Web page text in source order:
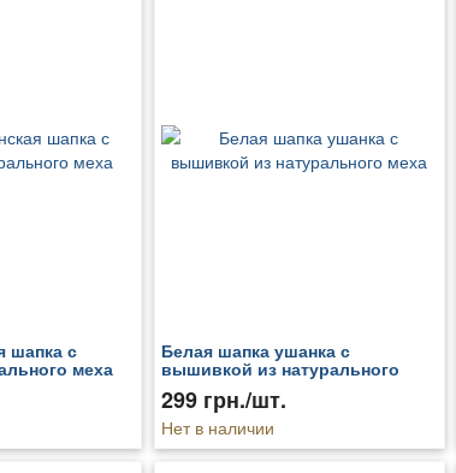
шапка с
меха
Белая шапка ушанка с
вышивкой из натурального
меха
299 грн./шт.
Нет в наличии